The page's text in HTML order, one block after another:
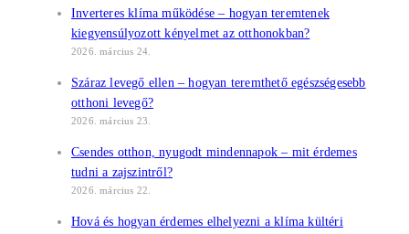
Inverteres klíma működése – hogyan teremtenek
kiegyensúlyozott kényelmet az otthonokban?
2026. március 24.
Száraz levegő ellen – hogyan teremthető egészségesebb
otthoni levegő?
2026. március 23.
Csendes otthon, nyugodt mindennapok – mit érdemes
tudni a zajszintről?
2026. március 22.
Hová és hogyan érdemes elhelyezni a klíma kültéri